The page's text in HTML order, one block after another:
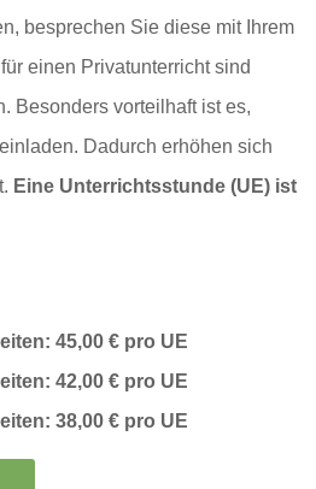
besprechen Sie diese mit Ihrem
einen Privatunterricht sind
Besonders vorteilhaft ist es,
Dadurch erhöhen sich
Eine Unterrichtsstunde (UE) ist
45,00 € pro UE
42,00 € pro UE
38,00 € pro UE